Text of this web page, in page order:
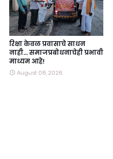
रिक्षा केवळ प्रवासाचे साधन
नाही… समाजप्रबोधनाचेही प्रभावी
माध्यम आहे!
August 08, 2026